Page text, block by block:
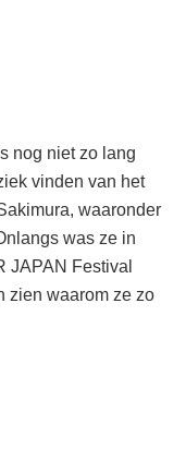
nog niet zo lang
vinden van het
waaronder
was ze in
JAPAN Festival
zien waarom ze zo